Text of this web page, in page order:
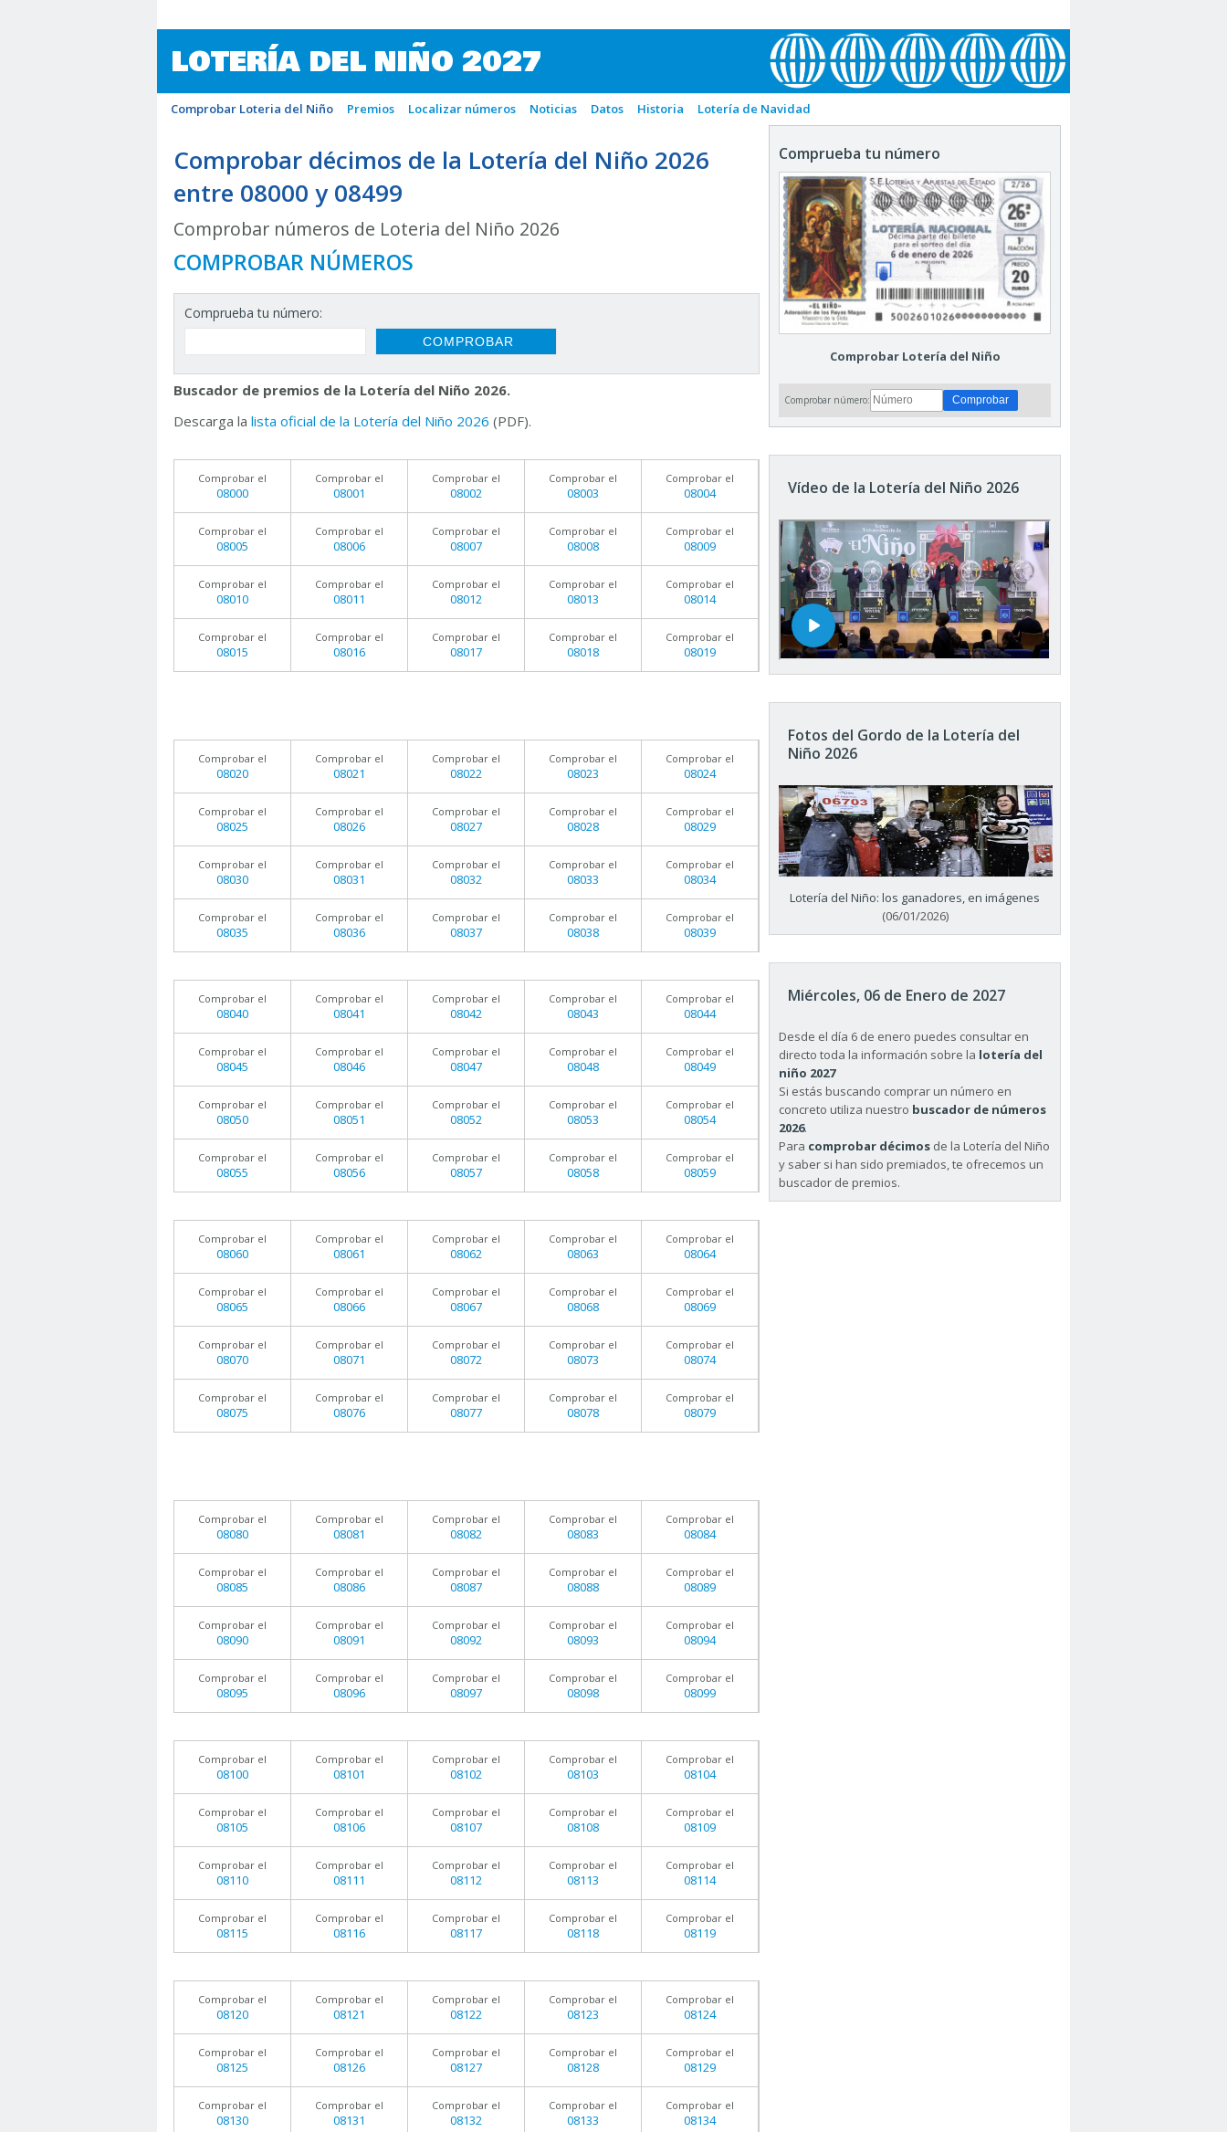
LOTERÍA DEL NIÑO 2027
Comprobar Loteria del Niño Premios Localizar números Noticias Datos Historia Lotería de Navidad
Comprobar décimos de la Lotería del Niño 2026
entre 08000 y 08499
Comprobar números de Loteria del Niño 2026
COMPROBAR NÚMEROS
Comprueba tu número:
Buscador de premios de la Lotería del Niño 2026.
Descarga la lista oficial de la Lotería del Niño 2026 (PDF).
Comprobar el
08000
Comprobar el
08001
Comprobar el
08002
Comprobar el
08003
Comprobar el
08004
Comprobar el
08005
Comprobar el
08006
Comprobar el
08007
Comprobar el
08008
Comprobar el
08009
Comprobar el
08010
Comprobar el
08011
Comprobar el
08012
Comprobar el
08013
Comprobar el
08014
Comprobar el
08015
Comprobar el
08016
Comprobar el
08017
Comprobar el
08018
Comprobar el
08019
Comprobar el
08020
Comprobar el
08021
Comprobar el
08022
Comprobar el
08023
Comprobar el
08024
Comprobar el
08025
Comprobar el
08026
Comprobar el
08027
Comprobar el
08028
Comprobar el
08029
Comprobar el
08030
Comprobar el
08031
Comprobar el
08032
Comprobar el
08033
Comprobar el
08034
Comprobar el
08035
Comprobar el
08036
Comprobar el
08037
Comprobar el
08038
Comprobar el
08039
Comprobar el
08040
Comprobar el
08041
Comprobar el
08042
Comprobar el
08043
Comprobar el
08044
Comprobar el
08045
Comprobar el
08046
Comprobar el
08047
Comprobar el
08048
Comprobar el
08049
Comprobar el
08050
Comprobar el
08051
Comprobar el
08052
Comprobar el
08053
Comprobar el
08054
Comprobar el
08055
Comprobar el
08056
Comprobar el
08057
Comprobar el
08058
Comprobar el
08059
Comprobar el
08060
Comprobar el
08061
Comprobar el
08062
Comprobar el
08063
Comprobar el
08064
Comprobar el
08065
Comprobar el
08066
Comprobar el
08067
Comprobar el
08068
Comprobar el
08069
Comprobar el
08070
Comprobar el
08071
Comprobar el
08072
Comprobar el
08073
Comprobar el
08074
Comprobar el
08075
Comprobar el
08076
Comprobar el
08077
Comprobar el
08078
Comprobar el
08079
Comprobar el
08080
Comprobar el
08081
Comprobar el
08082
Comprobar el
08083
Comprobar el
08084
Comprobar el
08085
Comprobar el
08086
Comprobar el
08087
Comprobar el
08088
Comprobar el
08089
Comprobar el
08090
Comprobar el
08091
Comprobar el
08092
Comprobar el
08093
Comprobar el
08094
Comprobar el
08095
Comprobar el
08096
Comprobar el
08097
Comprobar el
08098
Comprobar el
08099
Comprobar el
08100
Comprobar el
08101
Comprobar el
08102
Comprobar el
08103
Comprobar el
08104
Comprobar el
08105
Comprobar el
08106
Comprobar el
08107
Comprobar el
08108
Comprobar el
08109
Comprobar el
08110
Comprobar el
08111
Comprobar el
08112
Comprobar el
08113
Comprobar el
08114
Comprobar el
08115
Comprobar el
08116
Comprobar el
08117
Comprobar el
08118
Comprobar el
08119
Comprobar el
08120
Comprobar el
08121
Comprobar el
08122
Comprobar el
08123
Comprobar el
08124
Comprobar el
08125
Comprobar el
08126
Comprobar el
08127
Comprobar el
08128
Comprobar el
08129
Comprobar el
08130
Comprobar el
08131
Comprobar el
08132
Comprobar el
08133
Comprobar el
08134
Comprueba tu número
Comprobar Lotería del Niño
Comprobar número:
Vídeo de la Lotería del Niño 2026
Fotos del Gordo de la Lotería del
Niño 2026
Lotería del Niño: los ganadores, en imágenes
(06/01/2026)
Miércoles, 06 de Enero de 2027
Desde el día 6 de enero puedes consultar en
directo toda la información sobre la lotería del
niño 2027
Si estás buscando comprar un número en
concreto utiliza nuestro buscador de números
2026.
Para comprobar décimos de la Lotería del Niño
y saber si han sido premiados, te ofrecemos un
buscador de premios.